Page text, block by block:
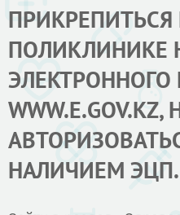
ПРИКРЕПИТЬСЯ
ПОЛИКЛИНИКЕ
ЭЛЕКТРОННОГО
НАЛИЧИЕМ ЭЦП.